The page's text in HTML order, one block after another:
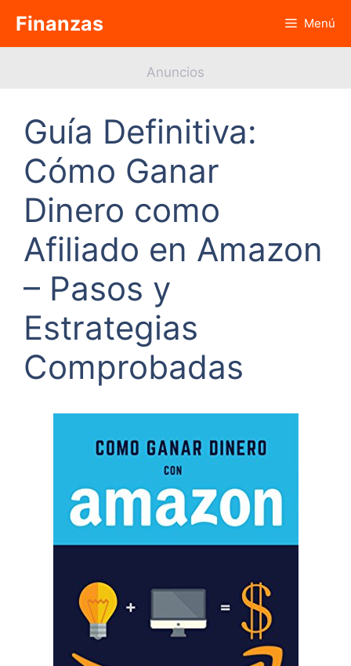
contenido
Finanzas Menú
Anuncios
Guía Definitiva:
Cómo Ganar
Dinero como
Afiliado en Amazon
– Pasos y
Estrategias
Comprobadas